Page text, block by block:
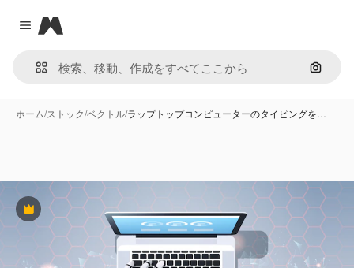
Close menu
Magnific
画像で
ホーム/ストック/ベクトル/ラップトップコンピューターのタイピングを…
Premium